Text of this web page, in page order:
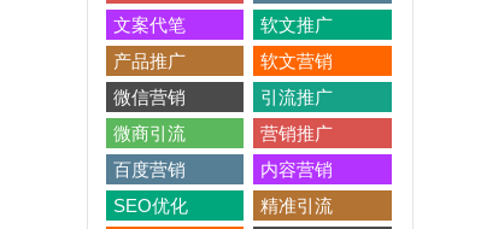
文案代笔
软文推广
产品推广
软文营销
微信营销
引流推广
微商引流
营销推广
百度营销
内容营销
SEO优化
精准引流